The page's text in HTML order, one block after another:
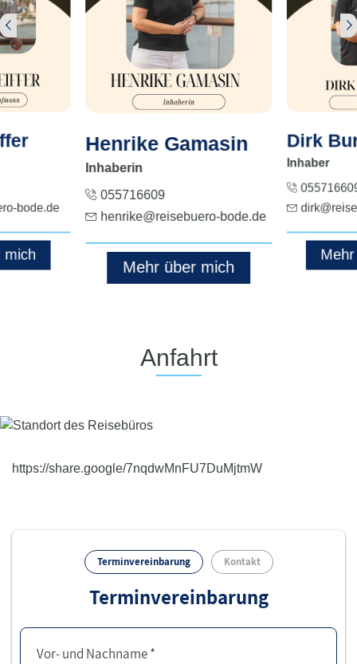
bode.de
mich
Henrike Gamasin
Inhaberin
055716609
henrike@reisebuero-bode.de
Mehr über mich
Dirk
Inhaber
Anfahrt
https://share.google/7nqdwMnFU7DuMjtmW
Terminvereinbarung Kontakt
Terminvereinbarung
Vor- und Nachname *